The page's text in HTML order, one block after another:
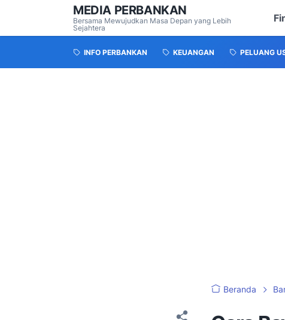
MEDIA PERBANKAN
Bersama Mewujudkan Masa Depan yang Lebih
Sejahtera
INFO PERBANKAN KEUANGAN PELUANG
Beranda